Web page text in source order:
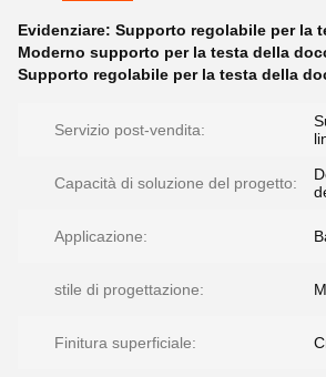
Evidenziare: Supporto regolabile per la
Moderno supporto per la testa della
Supporto regolabile per la testa della
Servizio post-vendita:
Capacità di soluzione del progetto:
Applicazione:
stile di progettazione:
Finitura superficiale: